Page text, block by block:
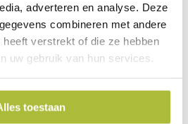
adverteren en analyse. Deze
combineren met andere
verstrekt of die ze hebben
uw gebruik van hun services.
toestaan
kant en klaar heggen
palenzijn leverbaar in twee
levering of de houten palen
zonder punt. Als de palen worden
heb jezes beugels